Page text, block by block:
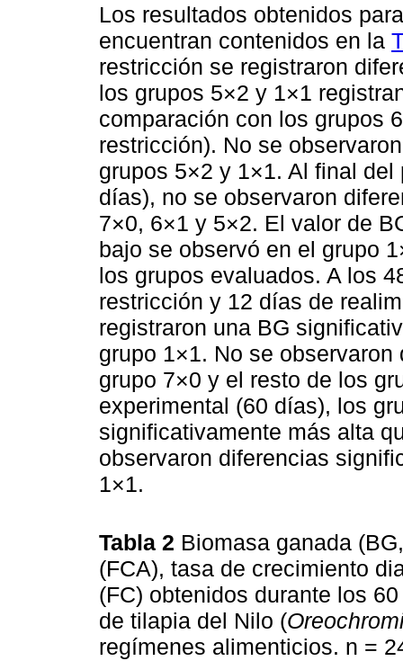
Los resultados obtenidos
encuentran contenidos en la
restricción se registraron
los grupos 5×2 y 1×1
comparación con los grupos
restricción). No se
grupos 5×2 y 1×1. Al final
días), no se observaron
7×0, 6×1 y 5×2. El valor de
bajo se observó en el grupo
los grupos evaluados. A los
restricción y 12 días de
registraron una BG
grupo 1×1. No se
grupo 7×0 y el resto de los
experimental (60 días), los
significativamente más alta
observaron diferencias
1×1.
Tabla 2 Biomasa ganada
(FCA), tasa de crecimiento
(FC) obtenidos durante los
de tilapia del Nilo (
regímenes alimenticios. n =